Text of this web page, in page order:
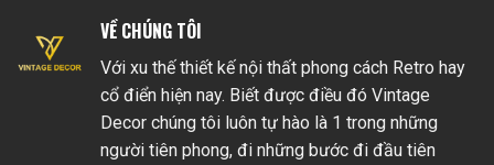
VỀ CHÚNG TÔI
Với xu thế thiết kế nội thất phong cách Retro hay
cổ điển hiện nay. Biết được điều đó Vintage
Decor chúng tôi luôn tự hào là 1 trong những
người tiên phong, đi những bước đi đầu tiên